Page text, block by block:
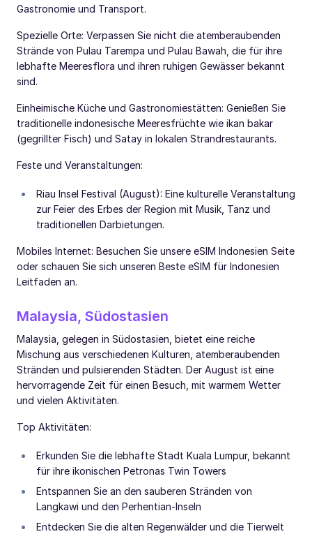
Gastronomie und Transport.
Spezielle Orte: Verpassen Sie nicht die atemberaubenden
Strände von Pulau Tarempa und Pulau Bawah, die für ihre
lebhafte Meeresflora und ihren ruhigen Gewässer bekannt
sind.
Einheimische Küche und Gastronomiestätten: Genießen Sie
traditionelle indonesische Meeresfrüchte wie ikan bakar
(gegrillter Fisch) und Satay in lokalen Strandrestaurants.
Feste und Veranstaltungen:
Riau Insel Festival (August): Eine kulturelle Veranstaltung
zur Feier des Erbes der Region mit Musik, Tanz und
traditionellen Darbietungen.
Mobiles Internet: Besuchen Sie unsere eSIM Indonesien Seite
oder schauen Sie sich unseren Beste eSIM für Indonesien
Leitfaden an.
Malaysia, Südostasien
Malaysia, gelegen in Südostasien, bietet eine reiche
Mischung aus verschiedenen Kulturen, atemberaubenden
Stränden und pulsierenden Städten. Der August ist eine
hervorragende Zeit für einen Besuch, mit warmem Wetter
und vielen Aktivitäten.
Top Aktivitäten:
Erkunden Sie die lebhafte Stadt Kuala Lumpur, bekannt
für ihre ikonischen Petronas Twin Towers
Entspannen Sie an den sauberen Stränden von
Langkawi und den Perhentian-Inseln
Entdecken Sie die alten Regenwälder und die Tierwelt